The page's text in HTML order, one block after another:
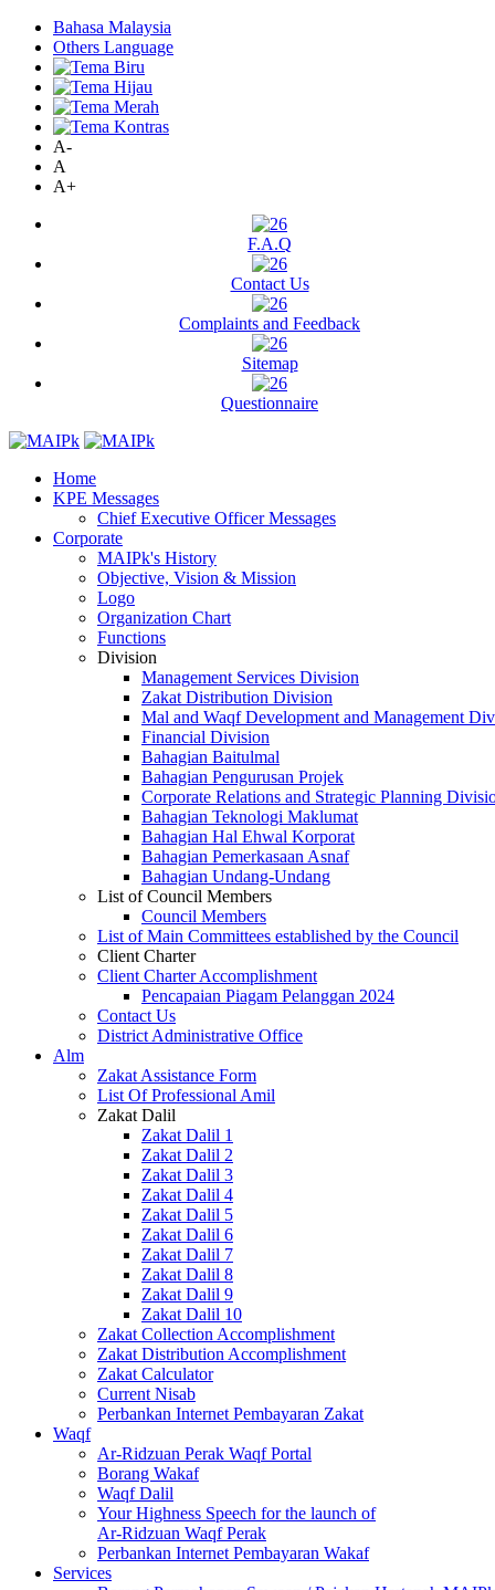
Bahasa Malaysia
Others Language
A-
A
A+
F.A.Q
Contact Us
Complaints and Feedback
Sitemap
Questionnaire
Home
KPE Messages
Chief Executive Officer Messages
Corporate
MAIPk's History
Objective, Vision & Mission
Logo
Organization Chart
Functions
Division
Management Services Division
Zakat Distribution Division
Mal and Waqf Development and Management
Financial Division
Bahagian Baitulmal
Bahagian Pengurusan Projek
Corporate Relations and Strategic Planning
Bahagian Teknologi Maklumat
Bahagian Hal Ehwal Korporat
Bahagian Pemerkasaan Asnaf
Bahagian Undang-Undang
List of Council Members
Council Members
List of Main Committees established by the Council
Client Charter
Client Charter Accomplishment
Pencapaian Piagam Pelanggan 2024
Contact Us
District Administrative Office
Alm
Zakat Assistance Form
List Of Professional Amil
Zakat Dalil
Zakat Dalil 1
Zakat Dalil 2
Zakat Dalil 3
Zakat Dalil 4
Zakat Dalil 5
Zakat Dalil 6
Zakat Dalil 7
Zakat Dalil 8
Zakat Dalil 9
Zakat Dalil 10
Zakat Collection Accomplishment
Zakat Distribution Accomplishment
Zakat Calculator
Current Nisab
Perbankan Internet Pembayaran Zakat
Waqf
Ar-Ridzuan Perak Waqf Portal
Borang Wakaf
Waqf Dalil
Your Highness Speech for the launch of
Ar-Ridzuan Waqf Perak
Perbankan Internet Pembayaran Wakaf
Services